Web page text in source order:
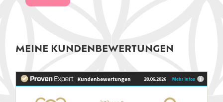
MEINE KUNDENBEWERTUNGEN